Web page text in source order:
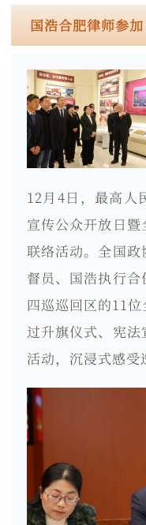
国浩合肥律师参
12月4日，最高人
宣传公众开放日
联络活动。全国
督员、国浩执行合
四巡巡回区的11
过升旗仪式、宪
活动，沉浸式感受